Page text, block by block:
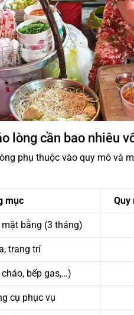
lòng cần bao nhiêu
phụ thuộc vào quy mô và
mục Quy
bằng (3 tháng)
trang trí
bếp gas,…)
cụ phục vụ